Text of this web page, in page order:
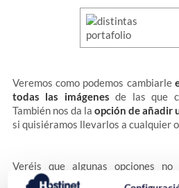
Veremos como podemos cambiarle
todas las imágenes de las que
También nos da la opción de añadir
si quisiéramos llevarlos a cualquier
Veréis que algunas opciones
exclusivas del plugin de pago.